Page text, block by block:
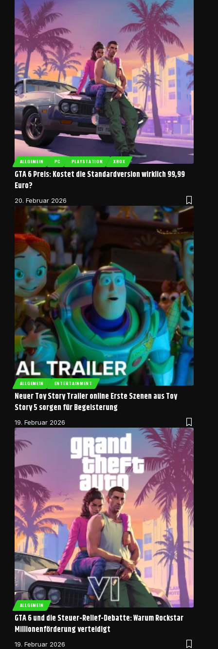
ALLGEMEIN PC PLAYSTATION XBOX
GTA 6 Preis: Kostet die Standardversion wirklich 99,99
Euro?
20. Februar 2026
ALLGEMEIN ENTERTAINMENT
Neuer Toy Story Trailer online Erste Szenen aus Toy
Story 5 sorgen für Begeisterung
19. Februar 2026
ALLGEMEIN
GTA 6 und die Steuer-Relief-Debatte: Warum Rockstar
Millionenförderung verteidigt
19. Februar 2026